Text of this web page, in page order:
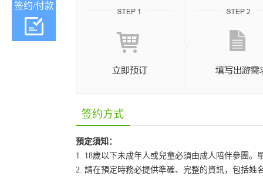
签约/付款
签约方式
預定須知：
1. 18歲以下未成年人或兒童必須由成人陪伴參團
2. 請在預定時務必提供準確、完整的資訊，包括